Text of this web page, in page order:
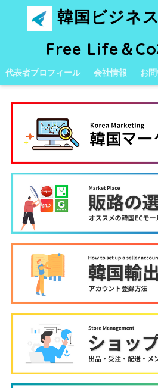
韓国ビジネ
Free Life＆
代表者プロフィール 会社情報 お